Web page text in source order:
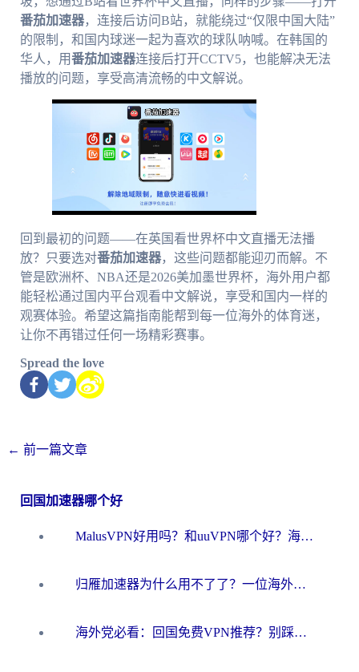
番茄加速器，连接后访问B站，就能绕过“仅限中国大陆”
的限制，和国内球迷一起为喜欢的球队呐喊。在韩国的
华人，用番茄加速器连接后打开CCTV5，也能解决无法
播放的问题，享受高清流畅的中文解说。
回到最初的问题——在英国看世界杯中文直播无法播
放？只要选对番茄加速器，这些问题都能迎刃而解。不
管是欧洲杯、NBA还是2026美加墨世界杯，海外用户都
能轻松通过国内平台观看中文解说，享受和国内一样的
观赛体验。希望这篇指南能帮到每一位海外的体育迷，
让你不再错过任何一场精彩赛事。
Spread the love
← 前一篇文章
回国加速器哪个好
MalusVPN好用吗？和uuVPN哪个好？海外党无缝访问国内资源的真实对比与选择指南
归雁加速器为什么用不了了？一位海外游子的真实困惑与技术解答
海外党必看：回国免费VPN推荐？别踩坑！教你选对加速器无缝刷国内资源